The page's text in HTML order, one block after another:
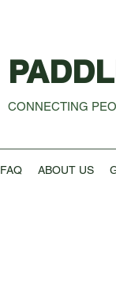
CONNECTING
FAQ ABOUT US